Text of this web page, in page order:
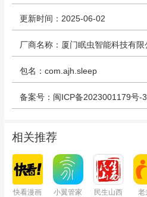
更新时间：2025-06-02
厂商名称：厦门眠虫智能科技有限
包名：com.ajh.sleep
备案号：闽ICP备2023001179号-
相关推荐
快看漫画 小翼管家 民生山西 老